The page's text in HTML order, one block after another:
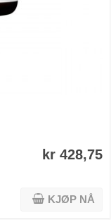
kr 428,75
KJØP NÅ